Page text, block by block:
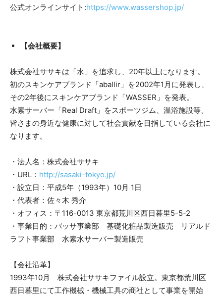
公式オンラインサイト:https://www.wassershop.jp/
【会社概要】
株式会社ササキは「水」を追求し、20年以上になります。
初のスキンケアブランド「aballir」を2002年1月に発表し、
その2年後にスキンケアブランド「WASSER」を発表。
水素サーバー「Real Draft」をスポーツジム、温浴施設等、
皆さまの身近な健康に対して社会貢献を目指している会社に
なります。
・法人名：株式会社ササキ
・URL： http://sasaki-tokyo.jp/
・設立日：平成5年（1993年）10月 1日
・代表者：佐々木 秀介
・オフィス：〒116-0013 東京都荒川区西日暮里5-5-2
・事業目的：バッサ事業部 基礎化粧品製造販売 リアルド
ラフト事業部 水素水サーバー製造販売
【会社沿革】
1993年10月 株式会社ササキファイル設立。東京都荒川区
西日暮里にて工作機械・機械工具の商社として事業を開始